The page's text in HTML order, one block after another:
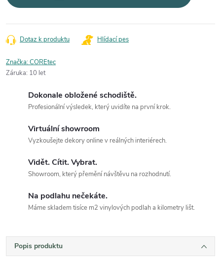
Dotaz k produktu Hlídací pes
Značka:COREtec
Záruka: 10 let
Dokonale obložené schodiště.
Profesionální výsledek, který uvidíte na první krok.
Virtuální showroom
Vyzkoušejte dekory online v reálných interiérech.
Vidět. Cítit. Vybrat.
Showroom, který přemění návštěvu na rozhodnutí.
Na podlahu nečekáte.
Máme skladem tisíce m2 vinylových podlah a kilometry lišt.
Popis produktu